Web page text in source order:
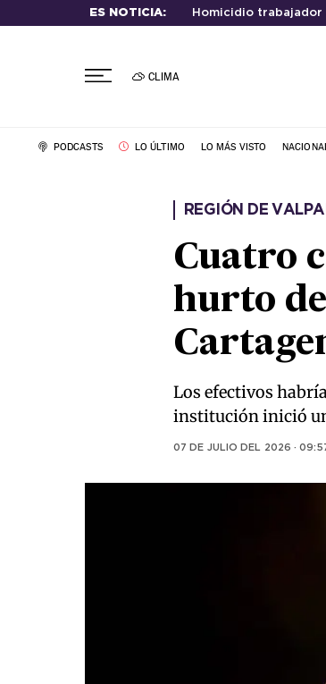
ES NOTICIA: Homicidio trabajador
CLIMA
PODCASTS LO ÚLTIMO LO MÁS VISTO
REGIÓN DE
Cuatro
hurto
Los efectivos
institución inició
07 DE JULIO DEL 2026 ·